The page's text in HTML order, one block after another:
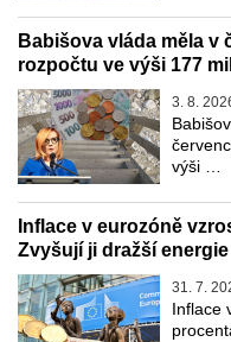
Babišova vláda měla
rozpočtu ve výši 177
3. 8.
výši …
Inflace v eurozóně
Zvyšují ji dražší energie
31. 7.
Inflace